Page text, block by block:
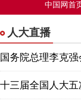
中国网首
人大直播
国务院总理李克
十三届全国人大